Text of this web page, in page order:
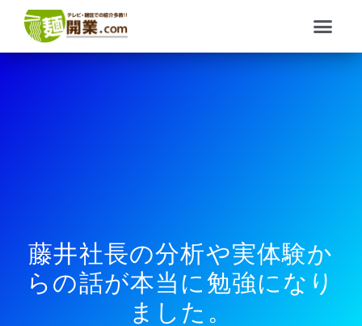
メ
ニ
ュ
藤井社長の分析や実体験か
らの話が本当に勉強になり
ました。